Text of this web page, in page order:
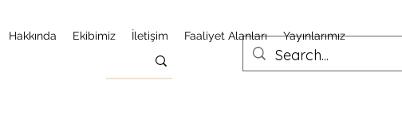
Hakkında Ekibimiz İletişim Faaliyet Alanları Yayınlarımız